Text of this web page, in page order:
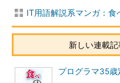
IT用語解説系マンガ：食
新しい連載
プログラマ35